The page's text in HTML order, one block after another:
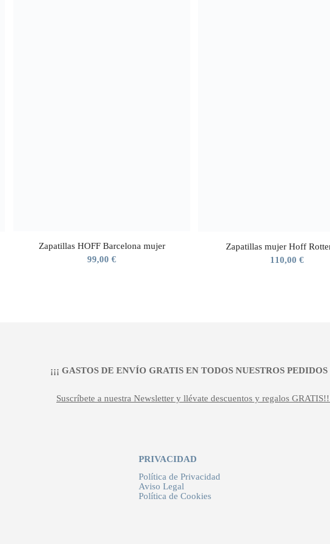
Zapatillas HOFF Barcelona mujer
99,00€
Zapatillas mujer Hoff
110,00 €
¡¡¡ GASTOS DE ENVÍO GRATIS EN TODOS NUESTROS
Suscríbete a nuestra Newsletter y llévate descuentos y regalos
PRIVACIDAD
Política de Privacidad
Aviso Legal
Política de Cookies